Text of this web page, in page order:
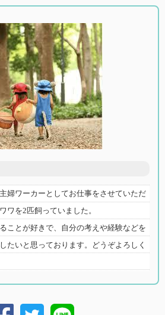
婦ワーカーとしてお仕事をさせていただ
ワを2匹飼っていました。
ことが好きで、自分の考えや経験などを
たいと思っております。どうぞよろしく